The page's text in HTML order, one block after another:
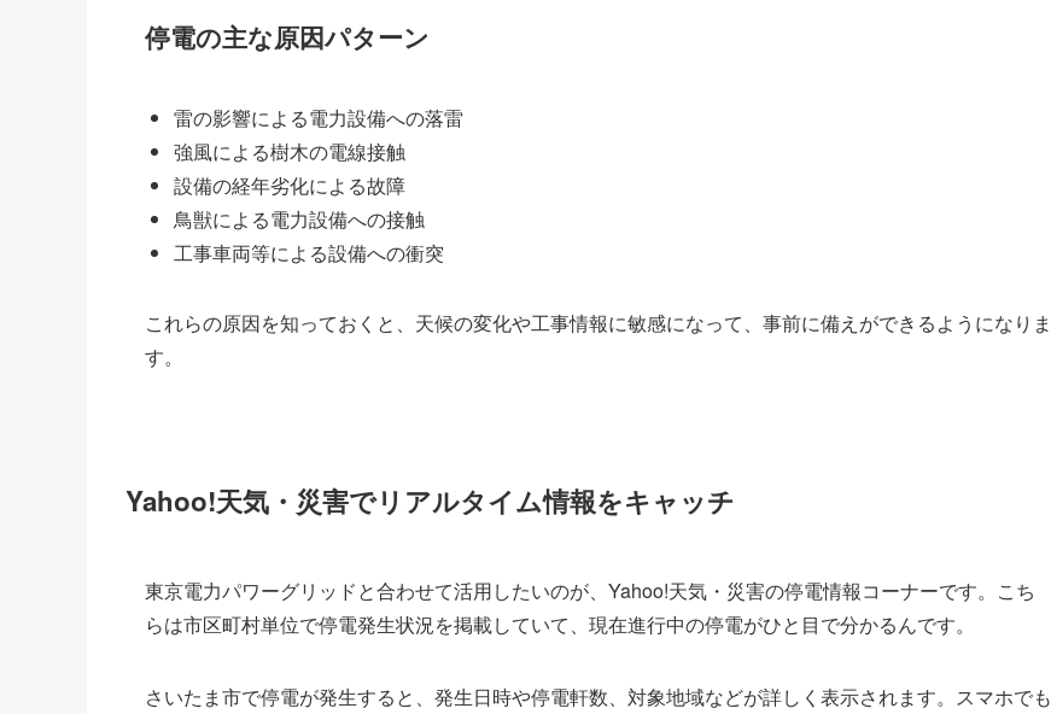
停電の主な原因パターン
雷の影響による電力設備への落雷
強風による樹木の電線接触
設備の経年劣化による故障
鳥獣による電力設備への接触
工事車両等による設備への衝突
これらの原因を知っておくと、天候の変化や工事情報に敏感になって、事前に備えができるようになりま
す。
Yahoo!天気・災害でリアルタイム情報をキャッチ
東京電力パワーグリッドと合わせて活用したいのが、Yahoo!天気・災害の停電情報コーナーです。こち
らは市区町村単位で停電発生状況を掲載していて、現在進行中の停電がひと目で分かるんです。
さいたま市で停電が発生すると、発生日時や停電軒数、対象地域などが詳しく表示されます。スマホでも